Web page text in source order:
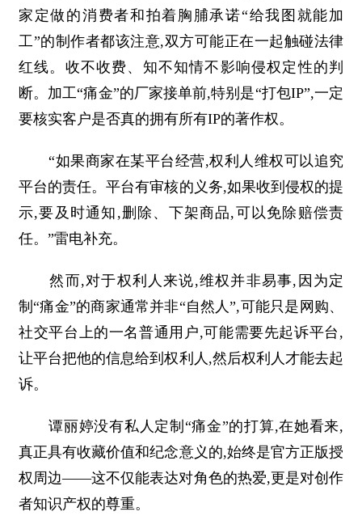
家定做的消费者和拍着胸脯承诺“给我图就能加
工”的制作者都该注意,双方可能正在一起触碰法律
红线。收不收费、知不知情不影响侵权定性的判
断。加工“痛金”的厂家接单前,特别是“打包IP”,一定
要核实客户是否真的拥有所有IP的著作权。
“如果商家在某平台经营,权利人维权可以追究
平台的责任。平台有审核的义务,如果收到侵权的提
示,要及时通知,删除、下架商品,可以免除赔偿责
任。”雷电补充。
然而,对于权利人来说,维权并非易事,因为定
制“痛金”的商家通常并非“自然人”,可能只是网购、
社交平台上的一名普通用户,可能需要先起诉平台,
让平台把他的信息给到权利人,然后权利人才能去起
诉。
谭丽婷没有私人定制“痛金”的打算,在她看来,
真正具有收藏价值和纪念意义的,始终是官方正版授
权周边——这不仅能表达对角色的热爱,更是对创作
者知识产权的尊重。